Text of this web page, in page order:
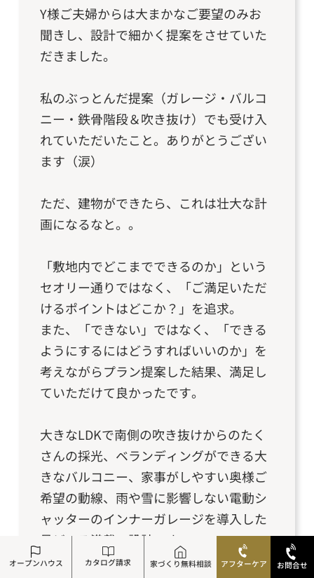
オープンハウス カタログ請求 家づくり無料相談 アフターケア お問合せ
Y様ご夫婦からは大まかなご要望のみお
聞きし、設計で細かく提案をさせていた
だきました。
私のぶっとんだ提案（ガレージ・バルコ
ニー・鉄骨階段＆吹き抜け）でも受け入
れていただいたこと。ありがとうござい
ます（涙）
ただ、建物ができたら、これは壮大な計
画になるなと。。
「敷地内でどこまでできるのか」という
セオリー通りではなく、「ご満足いただ
けるポイントはどこか？」を追求。
また、「できない」ではなく、「できる
ようにするにはどうすればいいのか」を
考えながらプラン提案した結果、満足し
ていただけて良かったです。
大きなLDKで南側の吹き抜けからのたく
さんの採光、ベランディングができる大
きなバルコニー、家事がしやすい奥様ご
希望の動線、雨や雪に影響しない電動シ
ャッターのインナーガレージを導入した
見どころ満載の設計です。